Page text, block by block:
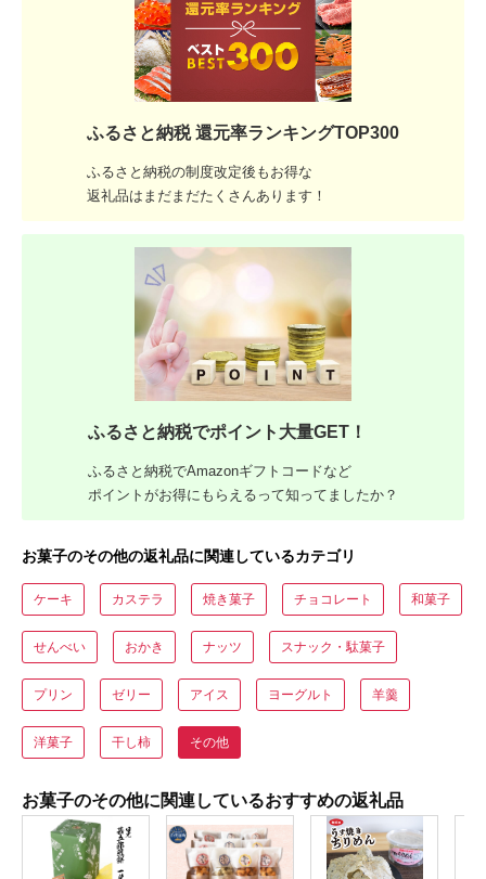
ふるさと納税 還元率ランキングTOP300
ふるさと納税の制度改定後もお得な
返礼品はまだまだたくさんあります！
ふるさと納税でポイント大量GET！
ふるさと納税でAmazonギフトコードなど
ポイントがお得にもらえるって知ってましたか？
お菓子のその他の返礼品に関連しているカテゴリ
ケーキ カステラ 焼き菓子 チョコレート 和菓子
せんべい おかき ナッツ スナック・駄菓子
プリン ゼリー アイス ヨーグルト 羊羹
洋菓子 干し柿 その他
お菓子のその他に関連しているおすすめの返礼品